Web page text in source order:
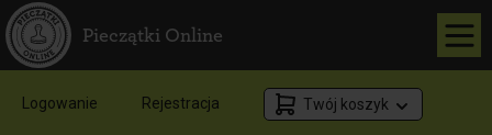
Pieczątki Online
Logowanie Rejestracja Twój koszyk